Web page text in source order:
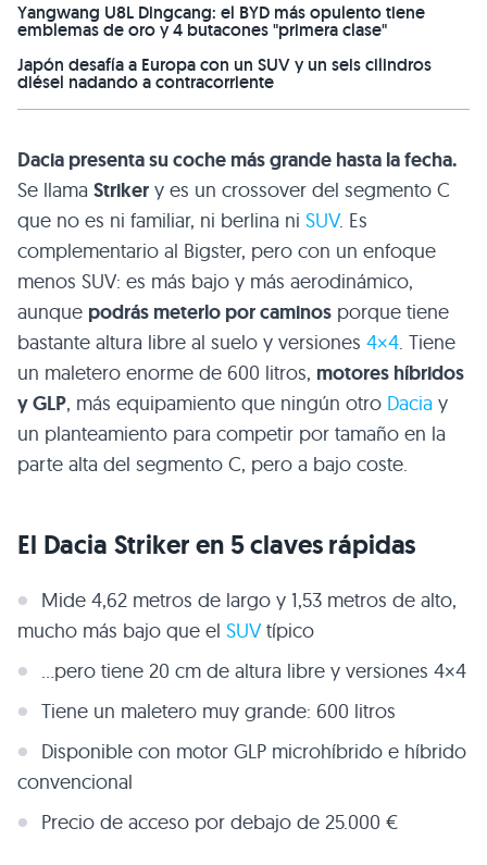
Yangwang U8L Dingcang: el BYD más opulento tiene
emblemas de oro y 4 butacones "primera clase"
Japón desafía a Europa con un SUV y un seis cilindros
diésel nadando a contracorriente
Dacia presenta su coche más grande hasta la fecha.
Se llama Striker y es un crossover del segmento C
que no es ni familiar, ni berlina ni SUV. Es
complementario al Bigster, pero con un enfoque
menos SUV: es más bajo y más aerodinámico,
aunque podrás meterlo por caminos porque tiene
bastante altura libre al suelo y versiones 4×4. Tiene
un maletero enorme de 600 litros, motores híbridos
y GLP, más equipamiento que ningún otro Dacia y
un planteamiento para competir por tamaño en la
parte alta del segmento C, pero a bajo coste.
El Dacia Striker en 5 claves rápidas
Mide 4,62 metros de largo y 1,53 metros de alto,
mucho más bajo que el SUVtípico
…pero tiene 20 cm de altura libre y versiones 4×4
Tiene un maletero muy grande: 600 litros
Disponible con motor GLP microhíbrido e híbrido
convencional
Precio de acceso por debajo de 25.000 €